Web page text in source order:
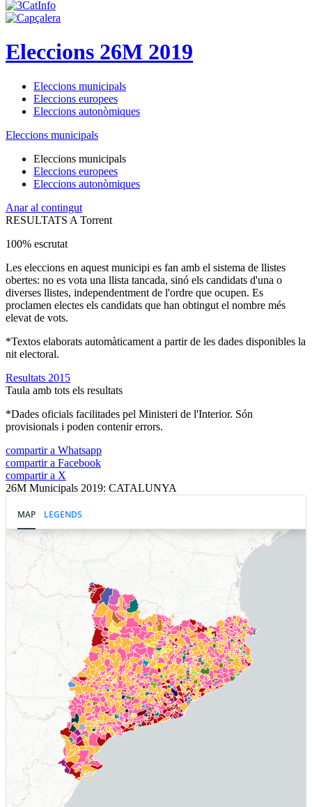
Eleccions 26M 2019
Eleccions municipals
Eleccions europees
Eleccions autonòmiques
Eleccions municipals
Eleccions municipals
Eleccions europees
Eleccions autonòmiques
Anar al contingut
RESULTATS A Torrent
100% escrutat
Les eleccions en aquest municipi es fan amb el sistema de llistes
obertes: no es vota una llista tancada, sinó els candidats d'una o
diverses llistes, independentment de l'ordre que ocupen. Es
proclamen electes els candidats que han obtingut el nombre més
elevat de vots.
*Textos elaborats automàticament a partir de les dades disponibles la
nit electoral.
Resultats 2015
Taula amb tots els resultats
*Dades oficials facilitades pel Ministeri de l'Interior. Són
provisionals i poden contenir errors.
compartir a Whatsapp
compartir a Facebook
compartir a X
26M Municipals 2019: CATALUNYA